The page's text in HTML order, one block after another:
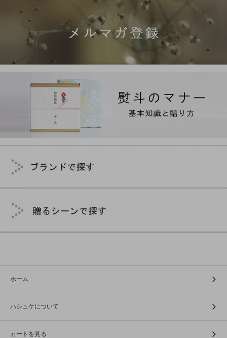
ホーム
ハシュケについて
カートを見る